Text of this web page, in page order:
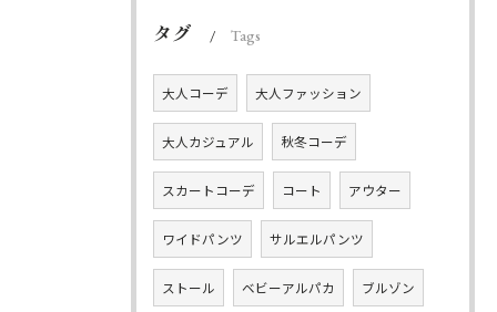
タグ Tags
大人コーデ 大人ファッション
大人カジュアル 秋冬コーデ
スカートコーデ コート アウター
ワイドパンツ サルエルパンツ
ストール ベビーアルパカ ブルゾン